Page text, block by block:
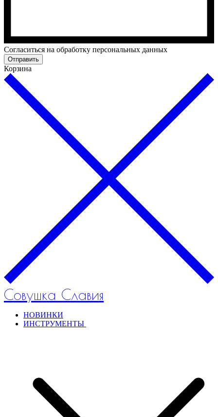
Cогласиться на обработку персональных данных
Отправить
Корзина
Совушка Славия
НОВИНКИ
ИНСТРУМЕНТЫ